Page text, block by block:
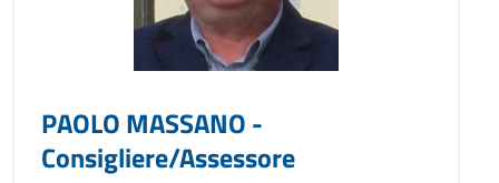
PAOLO MASSANO -
Consigliere/Assessore